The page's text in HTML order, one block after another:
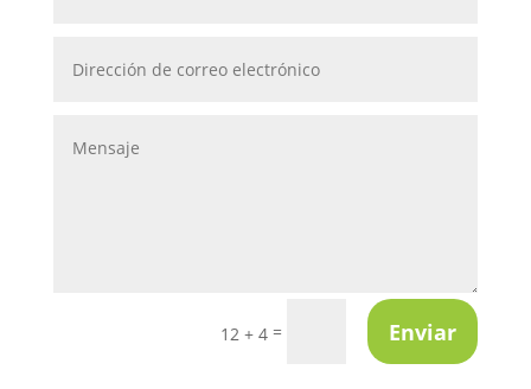
12 + 4= Enviar